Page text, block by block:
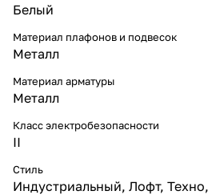
Белый
Материал плафонов и подвесок
Металл
Материал арматуры
Металл
Класс электробезопасности
II
Стиль
Индустриальный, Лофт, Техно,